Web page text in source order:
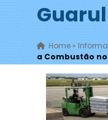
Home»
a Combustão